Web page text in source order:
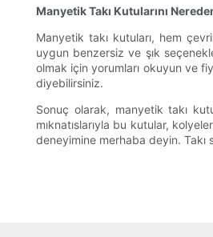
Manyetik Takı Kutularını
Manyetik takı kutuları, hem
uygun benzersiz ve şık
olmak için yorumları okuyun ve
diyebilirsiniz.
Sonuç olarak, manyetik takı
mıknatıslarıyla bu kutular,
deneyimine merhaba deyin. Takı